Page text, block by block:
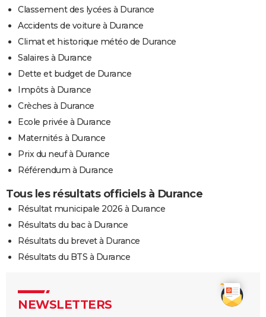
Classement des lycées à Durance
Accidents de voiture à Durance
Climat et historique météo de Durance
Salaires à Durance
Dette et budget de Durance
Impôts à Durance
Crèches à Durance
Ecole privée à Durance
Maternités à Durance
Prix du neuf à Durance
Référendum à Durance
Tous les résultats officiels à Durance
Résultat municipale 2026 à Durance
Résultats du bac à Durance
Résultats du brevet à Durance
Résultats du BTS à Durance
NEWSLETTERS